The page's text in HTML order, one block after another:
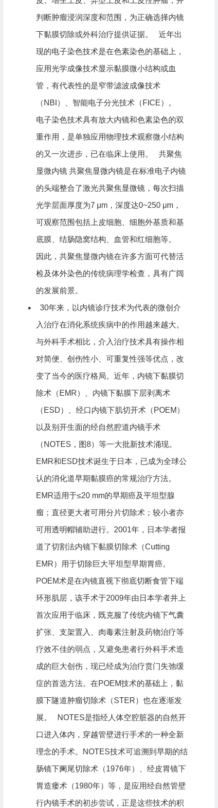
判断肿瘤浸润深度和范围，为正确选择内镜
下黏膜切除或外科治疗提供证据。 近年出
现的电子染色技术是在色素染色的基础上，
应用光学成像技术显示黏膜微小结构或血
管，有代表性的是窄带滤波成像技术
（NBI）、智能电子分光技术（FICE）。
电子染色技术具有放大内镜和色素染色的双
重作用，是单独应用物理技术观察微小结构
的又一次进步，已在临床上使用。 共聚焦
显微内镜 共聚焦显微内镜是在标准电子内镜
的头端整合了激光共聚焦显微镜，每次扫描
光学层面厚度为7 μm，深度达0~250 μm，
可观察范围包括上皮细胞、细胞外基质和基
底膜、结肠隐窝结构、血管和红细胞等。
因此，共聚焦显微内镜在许多方面可代替活
检及体外染色的传统病理学检查，具有广阔
的发展前景。
30年来，以内镜诊疗技术为代表的微创介
入治疗在消化系统疾病中的作用越来越大。
与外科手术相比，介入治疗技术具有操作相
对简便、创伤性小、可重复性强等优点，改
变了当今的医疗格局。近年，内镜下黏膜切
除术（EMR）、内镜下黏膜下层剥离术
（ESD）、经口内镜下肌切开术（POEM）
以及别开生面的经自然腔道内镜手术
（NOTES，图8）等一大批新技术涌现。
EMR和ESD技术诞生于日本，已成为全球公
认的消化道早期黏膜癌的常规治疗方法。
EMR适用于≤20 mm的早期癌及平坦型腺
瘤；直径更大者可用分片切除术；较小者亦
可用透明帽辅助进行。2001年，日本学者报
道了切割法内镜下黏膜切除术（Cutting
EMR）用于切除巨大平坦型早期胃癌。
POEM术是在内镜直视下彻底切断食管下端
环形肌层，该手术于2009年由日本学者井上
首次应用于临床，既克服了传统内镜下气囊
扩张、支架置入、肉毒素注射及药物治疗等
疗效不佳的弱点，又避免患者行外科手术造
成的巨大创伤，现已经成为治疗贲门失弛缓
症的首选方法。在POEM技术的基础上，黏
膜下隧道肿瘤切除术（STER）也在逐渐发
展。 NOTES是指经人体空腔脏器的自然开
口进入体内，穿越管壁进行手术的一种全新
理念的手术。NOTES技术可追溯到早期的结
肠镜下阑尾切除术（1976年）、经皮胃镜下
胃造瘘术（1980年）等，是应用经自然管壁
行内镜手术的初步尝试，正是这些技术的积